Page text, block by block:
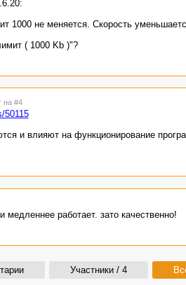
1000 не меняется. Скорость
( 1000 Kb )"?
на #4
50115
и влияют на функционирование
работает. зато качественно!
Участники / 4